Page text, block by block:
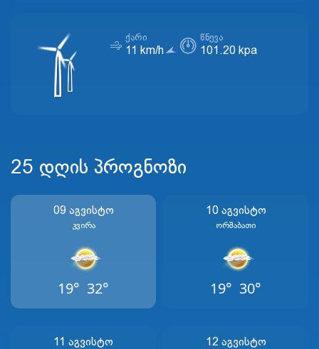
ᲥᲐᲠᲘ
11 km/h
ᲬᲜᲔᲕᲐ
101.20 kpa
25 დღის პროგნოზი
09 Აგვისტო
Კვირა
19° 32°
10 Აგვისტო
Ორშაბათი
19° 30°
11 Აგვისტო 12 Აგვისტო